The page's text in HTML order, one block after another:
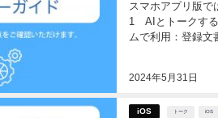
2024年5月31日
スマホアプリ版で
1 AIとトークす
ムで利用：登録
iOS トーク iOS